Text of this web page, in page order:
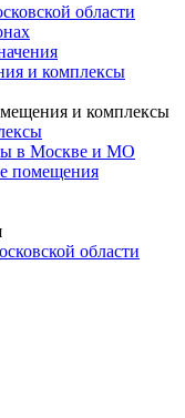
области
и комплексы
и комплексы
в Москве и МО
помещения
области